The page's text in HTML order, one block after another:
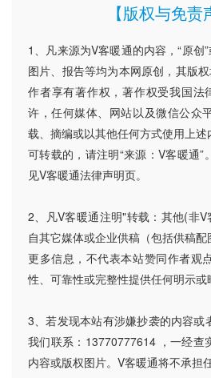
【版权与免责
1、凡来源为V客暖通的内容，“原创
图片、报告等均为本网原创，其版
作者享有著作权，著作权受我国法
许，任何媒体、网站以及微信公众
载、摘编或以其他任何方式使用上
可转载的，请注明“来源：V客暖通
见V客暖通法律声明页。
2、凡V客暖通注明"转载：其他(非
自其它媒体或企业供稿（包括供稿
更多信息，不代表本站赞同作者观
性、可靠性或完整性提供任何明示或
3、若发现本站有涉嫌抄袭的内容或
我们联系：13770777614 ，一经查
内容或版权图片。V客暖通将不承担